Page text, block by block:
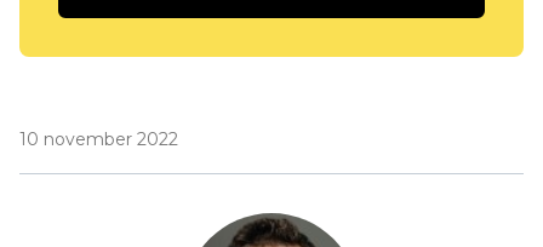
10 november 2022